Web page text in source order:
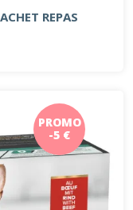
REPAS
PROMO
-5 €